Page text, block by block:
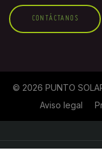
CONTÁCTANOS
© 2026 PUNTO
Aviso legal